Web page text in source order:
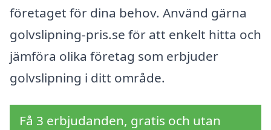
företaget för dina behov. Använd gärna
golvslipning-pris.se för att enkelt hitta och
jämföra olika företag som erbjuder
golvslipning i ditt område.
Få 3 erbjudanden, gratis och utan